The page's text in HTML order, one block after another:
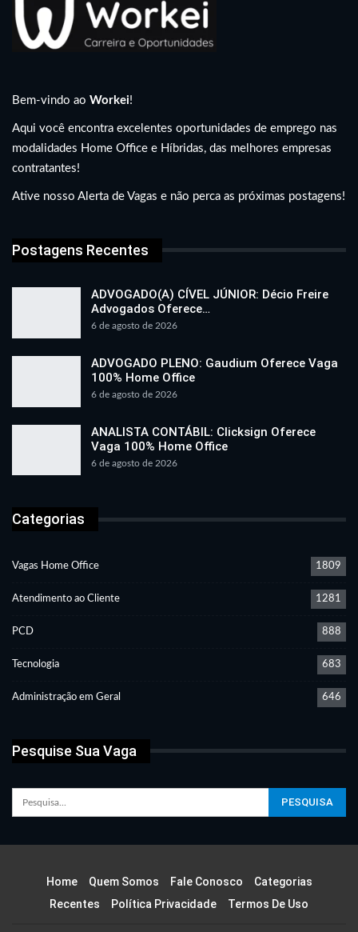
Bem-vindo ao Workei!
Aqui você encontra excelentes oportunidades de emprego nas
modalidades Home Office e Híbridas, das melhores empresas
contratantes!
Ative nosso Alerta de Vagas e não perca as próximas postagens!
Postagens Recentes
ADVOGADO(A) CÍVEL JÚNIOR: Décio Freire
Advogados Oferece…
6 de agosto de 2026
ADVOGADO PLENO: Gaudium Oferece Vaga
100% Home Office
6 de agosto de 2026
ANALISTA CONTÁBIL: Clicksign Oferece
Vaga 100% Home Office
6 de agosto de 2026
Categorias
Vagas Home Office 1809
Atendimento ao Cliente 1281
PCD 888
Tecnologia 683
Administração em Geral 646
Pesquise Sua Vaga
Home Quem Somos Fale Conosco
Categorias
Recentes
Política Privacidade Termos De Uso